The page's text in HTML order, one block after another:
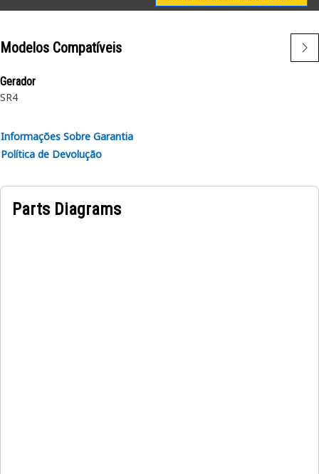
Modelos Compatíveis
Gerador
SR4
Informações Sobre Garantia
Política de Devolução
Parts Diagrams